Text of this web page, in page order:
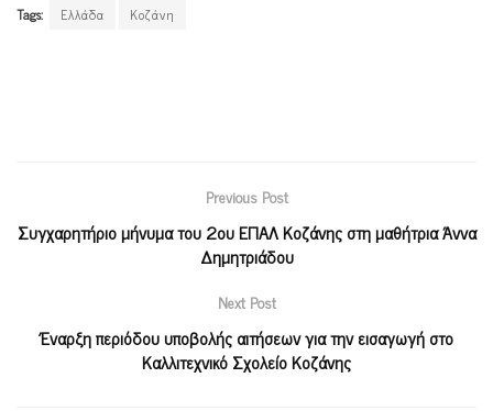
Tags: Ελλάδα Κοζάνη
Previous Post
Συγχαρητήριο μήνυμα του 2ου ΕΠΑΛ Κοζάνης στη μαθήτρια Άννα
Δημητριάδου
Next Post
Έναρξη περιόδου υποβολής αιτήσεων για την εισαγωγή στο
Καλλιτεχνικό Σχολείο Κοζάνης